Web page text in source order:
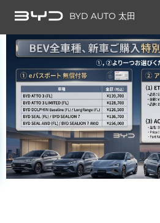
BYD AUTO 太田